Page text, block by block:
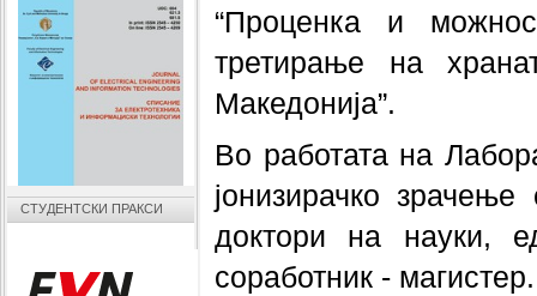
“Проценка и
третирање на
Македонија”.
Во работата на
јонизирачко
доктори на науки,
соработник - магистер.
СТУДЕНТСКИ ПРАКСИ